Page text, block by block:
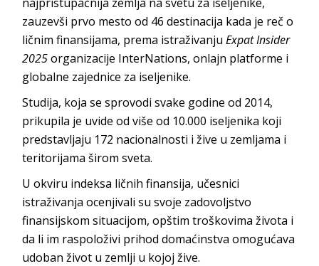
zauzevši prvo mesto od 46 destinacija kada je reč o
ličnim finansijama, prema istraživanjuExpat Insider
2025organizacije InterNations, onlajn platforme i
globalne zajednice za iseljenike.
Studija, koja se sprovodi svake godine od 2014,
prikupila je uvide od više od 10.000 iseljenika koji
predstavljaju 172 nacionalnosti i žive u zemljama i
teritorijama širom sveta.
U okviru indeksa ličnih finansija, učesnici
istraživanja ocenjivali su svoje zadovoljstvo
finansijskom situacijom, opštim troškovima života i
da li im raspoloživi prihod domaćinstva omogućava
udoban život u zemlji u kojoj žive.